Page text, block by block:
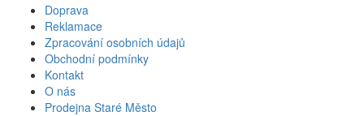
Doprava
Reklamace
Zpracování osobních údajů
Obchodní podmínky
Kontakt
O nás
Prodejna Staré Město